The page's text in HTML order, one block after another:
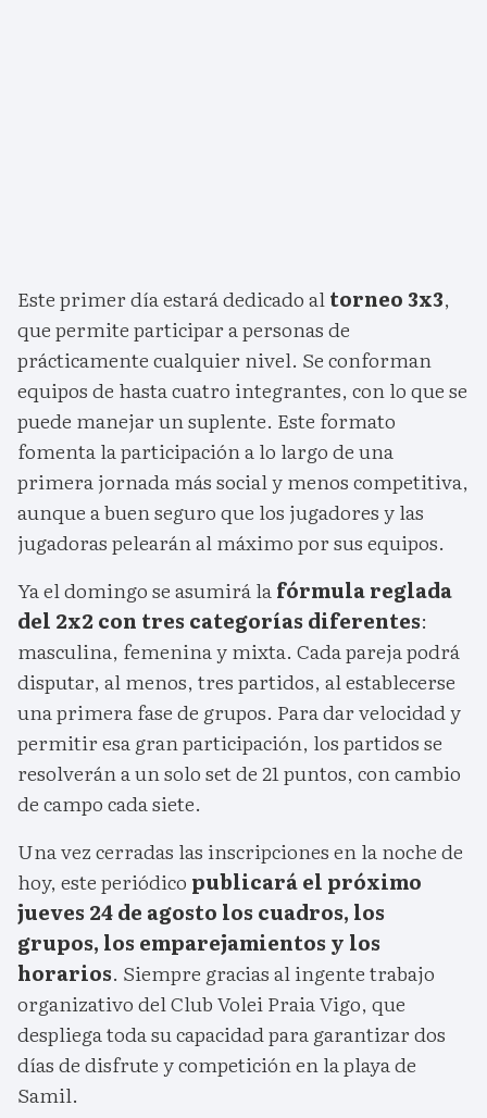
Este primer día estará dedicado altorneo 3x3,
que permite participar a personas de
prácticamente cualquier nivel. Se conforman
equipos de hasta cuatro integrantes, con lo que se
puede manejar un suplente. Este formato
fomenta la participación a lo largo de una
primera jornada más social y menos competitiva,
aunque a buen seguro que los jugadores y las
jugadoras pelearán al máximo por sus equipos.
Ya el domingo se asumirá lafórmula reglada
del 2x2 con tres categorías diferentes:
masculina, femenina y mixta. Cada pareja podrá
disputar, al menos, tres partidos, al establecerse
una primera fase de grupos. Para dar velocidad y
permitir esa gran participación, los partidos se
resolverán a un solo set de 21 puntos, con cambio
de campo cada siete.
Una vez cerradas las inscripciones en la noche de
hoy, este periódico publicará el próximo
jueves 24 de agosto los cuadros, los
grupos, los emparejamientos y los
horarios. Siempre gracias al ingente trabajo
organizativo del Club Volei Praia Vigo, que
despliega toda su capacidad para garantizar dos
días de disfrute y competición en la playa de
Samil.